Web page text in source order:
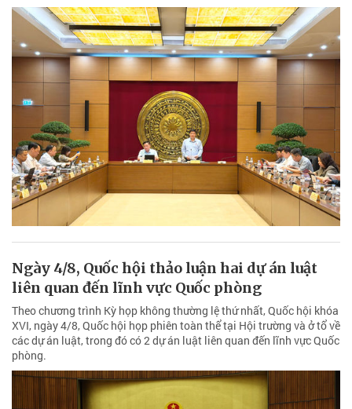
Ngày 4/8, Quốc hội thảo luận hai dự án luật
liên quan đến lĩnh vực Quốc phòng
Theo chương trình Kỳ họp không thường lệ thứ nhất, Quốc hội khóa
XVI, ngày 4/8, Quốc hội họp phiên toàn thể tại Hội trường và ở tổ về
các dự án luật, trong đó có 2 dự án luật liên quan đến lĩnh vực Quốc
phòng.